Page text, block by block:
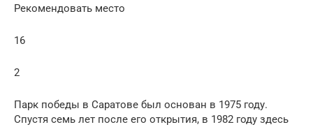
Рекомендовать место
16
2
Парк победы в Саратове был основан в 1975 году.
Спустя семь лет после его открытия, в 1982 году здесь